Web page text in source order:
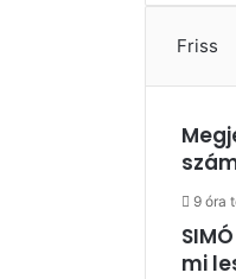
Friss
9 óra
mi